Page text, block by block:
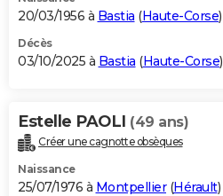
20/03/1956 à Bastia (Haute-Corse)
Décès
03/10/2025 à Bastia (Haute-Corse)
Estelle PAOLI (49 ans)
Créer une cagnotte obsèques
Naissance
25/07/1976 à Montpellier(Hérault)